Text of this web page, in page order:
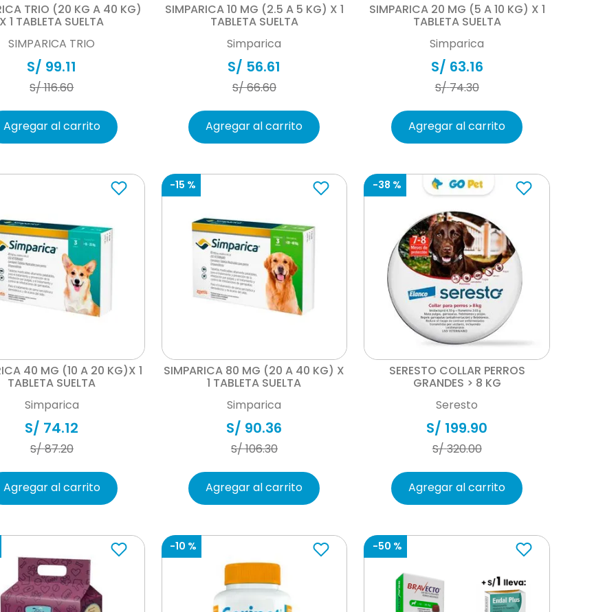
TRIO (20 KG A 40 KG)
X 1 TABLETA SUELTA
SIMPARICA TRIO
S/ 99.11
S/116.60
Agregar al carrito
SIMPARICA 10 MG (2.5 A 5 KG) X 1
TABLETA SUELTA
Simparica
S/ 56.61
S/66.60
Agregar al carrito
SIMPARICA 20 MG (5 A 10 KG) X 1
TABLETA SUELTA
Simparica
S/ 63.16
S/74.30
Agregar al carrito
40 MG (10 A 20 KG)X 1
TABLETA SUELTA
Simparica
S/ 74.12
S/87.20
Agregar al carrito
-15 %
SIMPARICA 80 MG (20 A 40 KG) X
1 TABLETA SUELTA
Simparica
S/ 90.36
S/106.30
Agregar al carrito
-38 %
Vista rápida
SERESTO COLLAR PERROS
GRANDES > 8 KG
Seresto
S/ 199.90
S/320.00
Agregar al carrito
-10 % -50 %